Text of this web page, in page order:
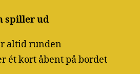
spiller ud
altid runden
ét kort åbent på bordet